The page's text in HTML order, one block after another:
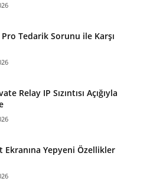
Tedarik Sorunu ile Karşı
Relay IP Sızıntısı Açığıyla
Ekranına Yepyeni Özellikler